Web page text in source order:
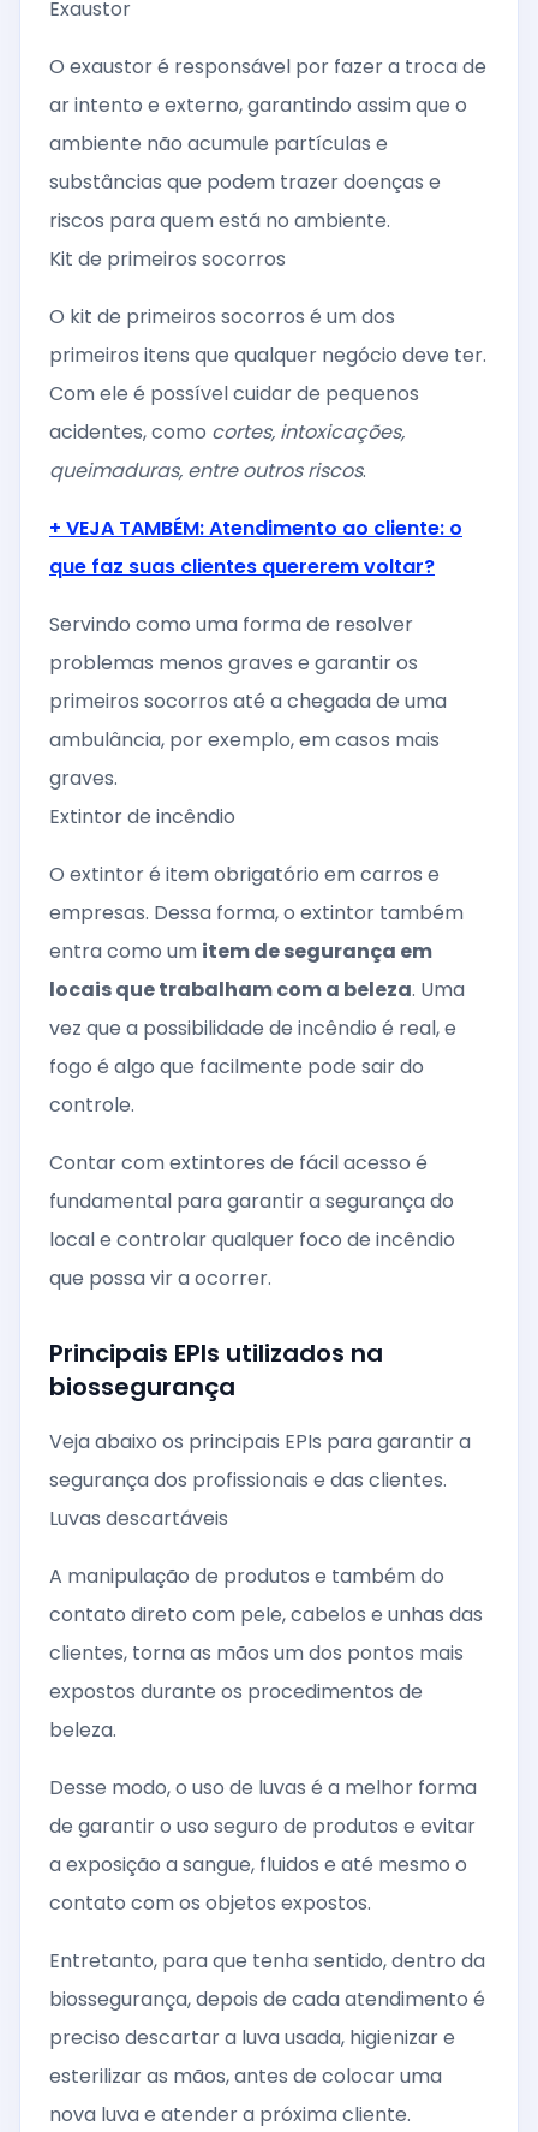
Exaustor
O exaustor é responsável por fazer a troca de
ar intento e externo, garantindo assim que o
ambiente não acumule partículas e
substâncias que podem trazer doenças e
riscos para quem está no ambiente.
Kit de primeiros socorros
O kit de primeiros socorros é um dos
primeiros itens que qualquer negócio deve ter.
Com ele é possível cuidar de pequenos
acidentes, como cortes, intoxicações,
queimaduras, entre outros riscos.
+ VEJA TAMBÉM: Atendimento ao cliente: o
que faz suas clientes quererem voltar?
Servindo como uma forma de resolver
problemas menos graves e garantir os
primeiros socorros até a chegada de uma
ambulância, por exemplo, em casos mais
graves.
Extintor de incêndio
O extintor é item obrigatório em carros e
empresas. Dessa forma, o extintor também
entra como um item de segurança em
locais que trabalham com a beleza. Uma
vez que a possibilidade de incêndio é real, e
fogo é algo que facilmente pode sair do
controle.
Contar com extintores de fácil acesso é
fundamental para garantir a segurança do
local e controlar qualquer foco de incêndio
que possa vir a ocorrer.
Principais EPIs utilizados na
biossegurança
Veja abaixo os principais EPIs para garantir a
segurança dos profissionais e das clientes.
Luvas descartáveis
A manipulação de produtos e também do
contato direto com pele, cabelos e unhas das
clientes, torna as mãos um dos pontos mais
expostos durante os procedimentos de
beleza.
Desse modo, o uso de luvas é a melhor forma
de garantir o uso seguro de produtos e evitar
a exposição a sangue, fluidos e até mesmo o
contato com os objetos expostos.
Entretanto, para que tenha sentido, dentro da
biossegurança, depois de cada atendimento é
preciso descartar a luva usada, higienizar e
esterilizar as mãos, antes de colocar uma
nova luva e atender a próxima cliente.